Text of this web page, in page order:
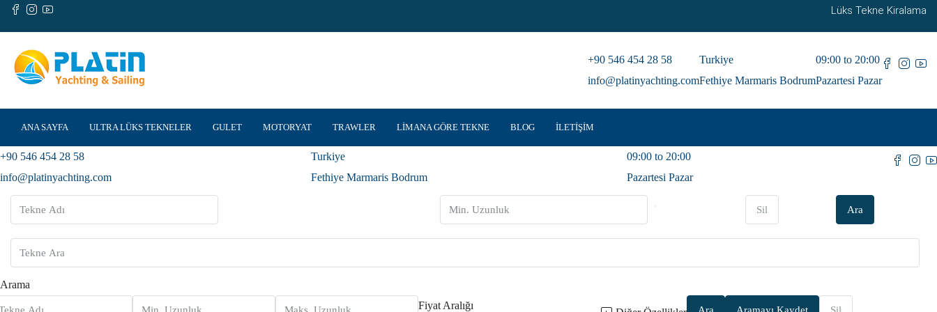
Lüks Tekne Kiralama
+90 546 454 28 58
info@platinyachting.com
Turkiye
Fethiye Marmaris Bodrum
09:00 to 20:00
Pazartesi Pazar
ANA SAYFA ULTRA LÜKS TEKNELER GULET MOTORYAT TRAWLER LIMANA GÖRE TEKNE BLOG İLETIŞIM
+90 546 454 28 58
info@platinyachting.com
Turkiye
Fethiye Marmaris Bodrum
09:00 to 20:00
Pazartesi Pazar
Sil Ara
Arama
Fiyat Aralığı